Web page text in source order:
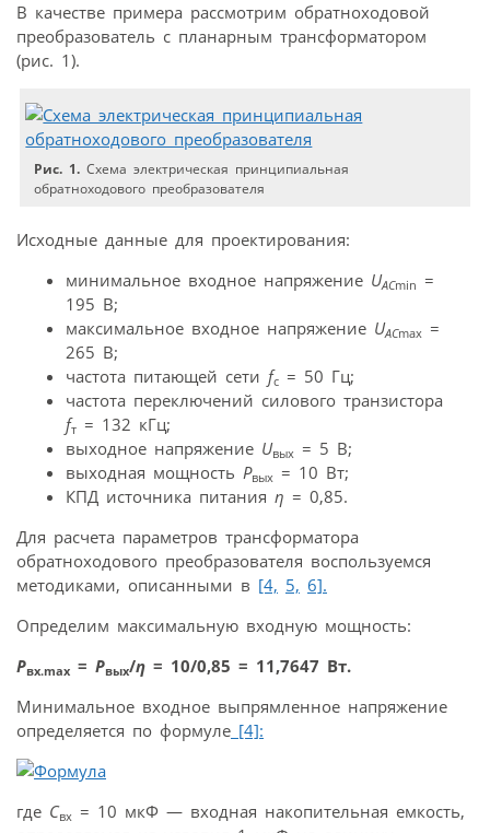
В качестве примера рассмотрим обратноходовой
преобразователь с планарным трансформатором
(рис. 1).
Рис. 1. Схема электрическая принципиальная
обратноходового преобразователя
Исходные данные для проектирования:
минимальное входное напряжение UACmin =
195 В;
максимальное входное напряжение UACmax =
265 В;
частота питающей сети fс = 50 Гц;
частота переключений силового транзистора
fт = 132 кГц;
выходное напряжение Uвых = 5 В;
выходная мощность Pвых = 10 Вт;
КПД источника питания η = 0,85.
Для расчета параметров трансформатора
обратноходового преобразователя воспользуемся
методиками, описанными в [4, 5, 6].
Определим максимальную входную мощность:
Pвх.max = Pвых/η = 10/0,85 = 11,7647 Вт.
Минимальное входное выпрямленное напряжение
определяется по формуле [4]:
где Cвх = 10 мкФ — входная накопительная емкость,